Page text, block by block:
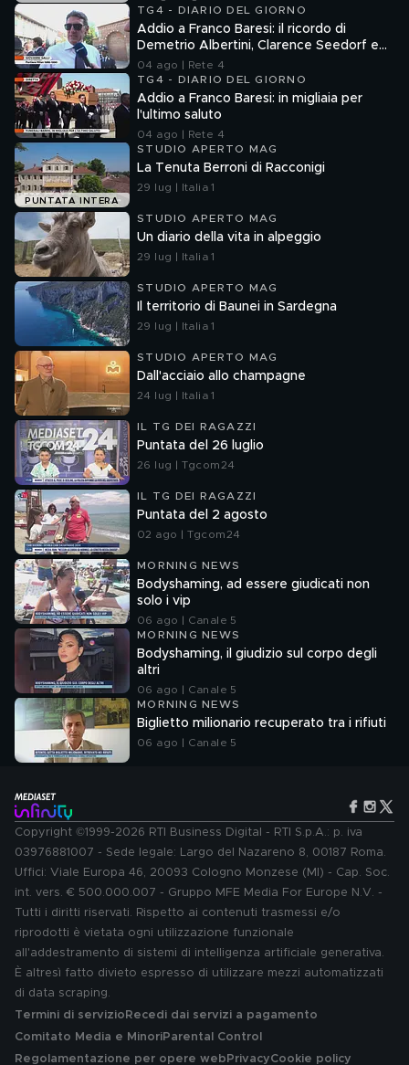
TG4 - DIARIO DEL GIORNO
Addio a Franco Baresi: il ricordo di
Demetrio Albertini, Clarence Seedorf e
Giovanni Galli
04 ago | Rete 4
TG4 - DIARIO DEL GIORNO
Addio a Franco Baresi: in migliaia per
l'ultimo saluto
04 ago | Rete 4
PUNTATA INTERA
STUDIO APERTO MAG
La Tenuta Berroni di Racconigi
29 lug | Italia 1
STUDIO APERTO MAG
Un diario della vita in alpeggio
29 lug | Italia 1
STUDIO APERTO MAG
Il territorio di Baunei in Sardegna
29 lug | Italia 1
STUDIO APERTO MAG
Dall'acciaio allo champagne
24 lug | Italia 1
IL TG DEI RAGAZZI
Puntata del 26 luglio
26 lug | Tgcom24
IL TG DEI RAGAZZI
Puntata del 2 agosto
02 ago | Tgcom24
MORNING NEWS
Bodyshaming, ad essere giudicati non
solo i vip
06 ago | Canale 5
MORNING NEWS
Bodyshaming, il giudizio sul corpo degli
altri
06 ago | Canale 5
MORNING NEWS
Biglietto milionario recuperato tra i rifiuti
06 ago | Canale 5
Copyright ©1999-2026 RTI Business Digital - RTI S.p.A.: p. iva
03976881007 - Sede legale: Largo del Nazareno 8, 00187 Roma.
Uffici: Viale Europa 46, 20093 Cologno Monzese (MI) - Cap. Soc.
int. vers. € 500.000.007 - Gruppo MFE Media For Europe N.V. -
Tutti i diritti riservati. Rispetto ai contenuti trasmessi e/o
riprodotti è vietata ogni utilizzazione funzionale
all'addestramento di sistemi di intelligenza artificiale generativa.
È altresì fatto divieto espresso di utilizzare mezzi automatizzati
di data scraping.
Termini di servizio Recedi dai servizi a pagamento
Comitato Media e MinoriParental Control
Regolamentazione per opere web PrivacyCookie policy